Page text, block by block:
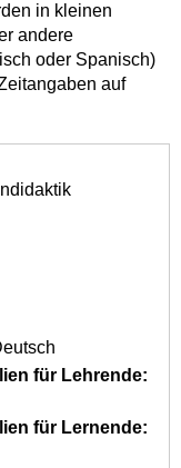
in kleinen
andere
oder Spanisch)
auf
für Lehrende:
für Lernende: